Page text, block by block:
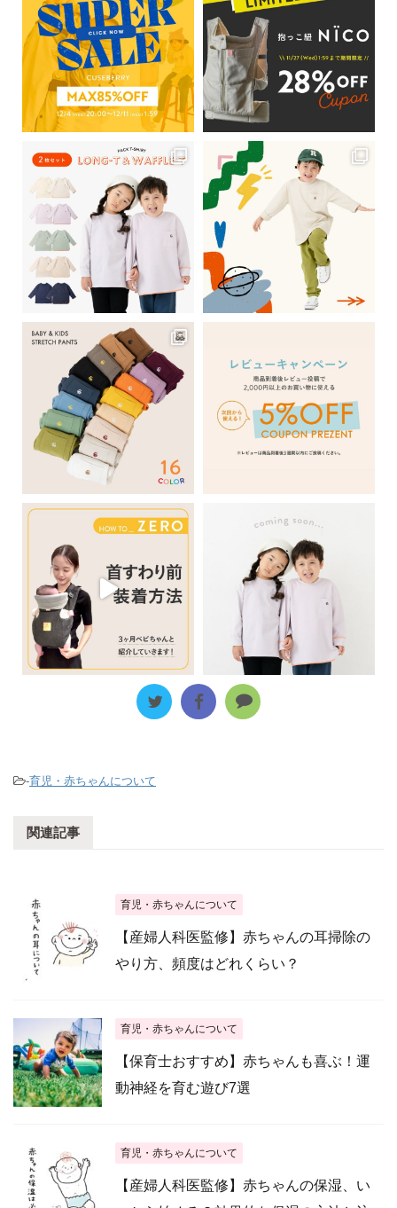
-育児・赤ちゃんについて
関連記事
育児・赤ちゃんについて
【産婦人科医監修】赤ちゃんの耳掃除の
やり方、頻度はどれくらい？
育児・赤ちゃんについて
【保育士おすすめ】赤ちゃんも喜ぶ！運
動神経を育む遊び7選
育児・赤ちゃんについて
【産婦人科医監修】赤ちゃんの保湿、い